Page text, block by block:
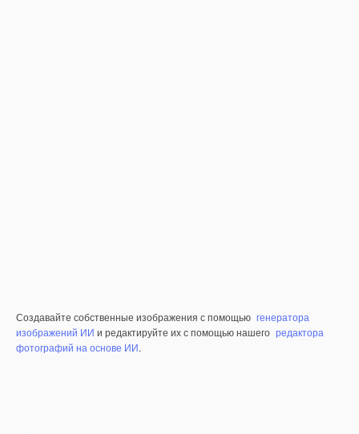
Создавайте собственные изображения с помощью генератора
изображений ИИ и редактируйте их с помощью нашего редактора
фотографий на основе ИИ.